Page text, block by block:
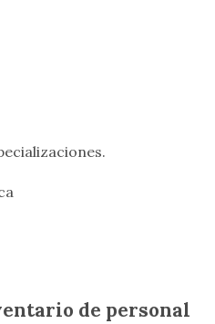
de personal